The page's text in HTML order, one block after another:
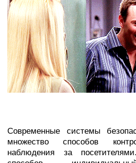
Современные системы
множество способов
наблюдения за